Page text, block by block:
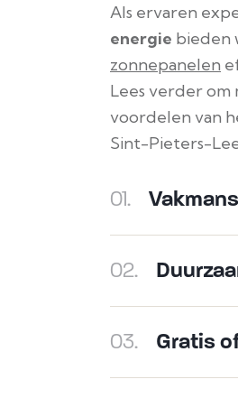
Als ervaren
energie bieden
zonnepanelen
Lees verder
voordelen van
Sint-Pieters-
01.
02.
03. Gratis